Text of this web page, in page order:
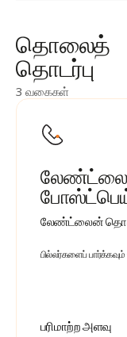
தொலைத்
தொடர்பு
3 வகைகள்
லேண்ட்லைன்
பில்லர்களைப் பார்க்கவும்
பரிமாற்ற அளவு